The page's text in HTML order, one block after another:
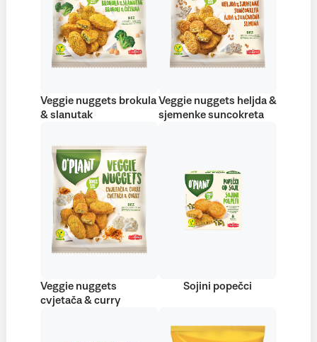
Veggie nuggets brokula
& slanutak
Veggie nuggets heljda &
sjemenke suncokreta
Veggie nuggets
cvjetača & curry
Sojini popečci